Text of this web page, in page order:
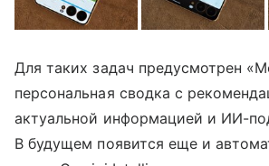
Для таких задач предусмотрен
персональная сводка с
актуальной информацией и ИИ-
В будущем появится еще и